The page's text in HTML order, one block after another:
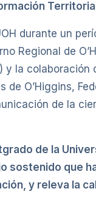
durante un
Regional de
y la
O’Higgins,
de la
de la
sostenido que
y releva la